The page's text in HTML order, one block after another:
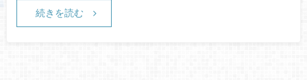
続きを読む